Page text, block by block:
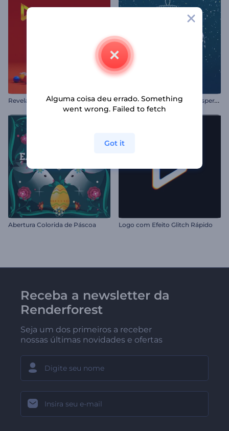
Revelação De Logo Bola De Neve A
presentação de Logo - Véspera de Natal
Abertura Colorida de Páscoa Logo com Efeito Glitch Rápido
Receba a newsletter da
Renderforest
Seja um dos primeiros a receber
nossas últimas novidades e ofertas
Alguma coisa deu errado. Something
went wrong. Failed to fetch
Got it